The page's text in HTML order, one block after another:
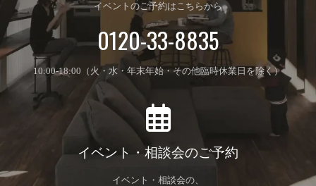
イベントのご予約はこちらから
0120-33-8835
10:00-18:00（火・水・年末年始・その他臨時休業日を除く）
イベント・相談会のご予約
イベント・相談会の、